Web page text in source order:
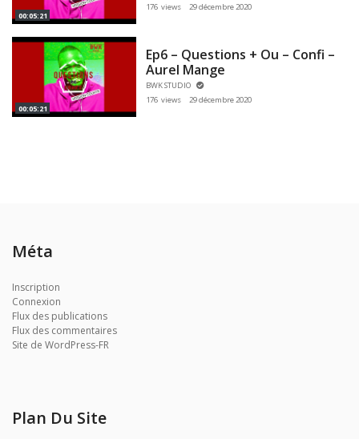
00:05:21
176 views
29 décembre 2020
00:05:21
Ep6 – Questions + Ou – Confi –
Aurel Mange
BWK STUDIO
176 views
29 décembre 2020
Méta
Inscription
Connexion
Flux des publications
Flux des commentaires
Site de WordPress-FR
Plan Du Site